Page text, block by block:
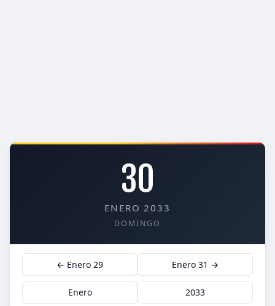
30
ENERO 2033
DOMINGO
← Enero 29 Enero 31 →
Enero 2033